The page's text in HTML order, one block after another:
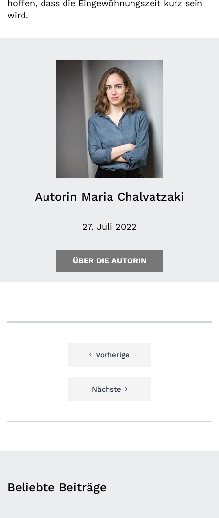
hoffen, dass die Eingewöhnungszeit kurz sein
wird.
Autorin Maria Chalvatzaki
27. Juli 2022
ÜBER DIE AUTORIN
Beitragsnavigation
Vorherige
Nächste
Beliebte Beiträge